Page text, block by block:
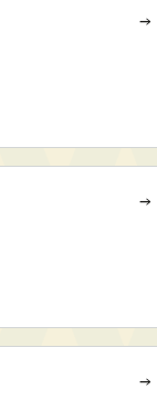
→
→
→